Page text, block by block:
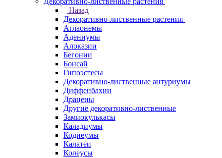
Назад
Декоративно-лиственные растения
Аглаонемы
Адениумы
Алоказии
Бегонии
Бонсай
Гипоэстесы
Декоративно-лиственные антуриумы
Диффенбахии
Драцены
Другие декоративно-лиственные
Замиокулькасы
Каладиумы
Кодиеумы
Калатеи
Колеусы